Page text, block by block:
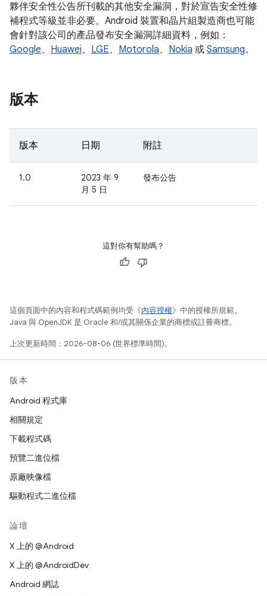
夥伴安全性公告所刊載的其他安全漏洞，對於宣告安全性修
補程式等級並非必要。Android 裝置和晶片組製造商也可能
會針對該公司的產品發布安全漏洞詳細資料，例如：
Google、 Huawei、 LGE、 Motorola、 Nokia 或 Samsung。
版本
版本 日期 附註
1.0
2023 年 9
月 5 日
發布公告
這對你有幫助嗎？
這個頁面中的內容和程式碼範例均受《內容授權》中的授權所規範。
Java 與 OpenJDK 是 Oracle 和/或其關係企業的商標或註冊商標。
上次更新時間：2026-08-06 (世界標準時間)。
版本
Android 程式庫
相關規定
下載程式碼
預覽二進位檔
原廠映像檔
驅動程式二進位檔
論壇
X 上的 @Android
X 上的 @AndroidDev
Android 網誌